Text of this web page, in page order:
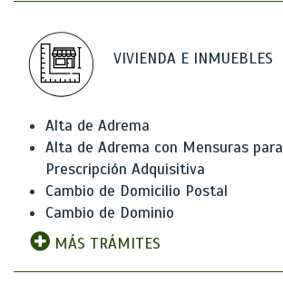
VIVIENDA E INMUEBLES
Alta de Adrema
Alta de Adrema con Mensuras para
Prescripción Adquisitiva
Cambio de Domicilio Postal
Cambio de Dominio
MÁS TRÁMITES